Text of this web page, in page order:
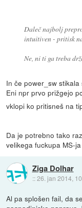
Daleč najbolj
intuitiven - pritisk
Ne, ni ti ga treba
In če power_sw
Eni npr prvo prižgejo
vklopi ko pritisneš na
Da je potrebno tako
velikega fuckupa MS-
Ziga Dolhar
::26. jan 2014,
Al pa splošen fail, da